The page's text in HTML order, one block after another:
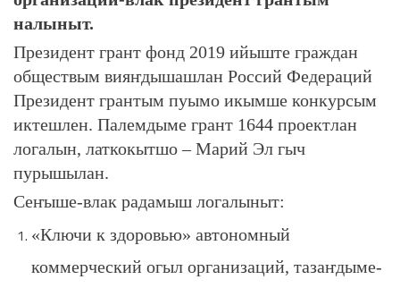
налыныт.
Президент грант фонд 2019 ийыште граждан
обществым вияҥдышашлан Россий Федераций
Президент грантым пуымо икымше конкурсым
иктешлен. Палемдыме грант 1644 проектлан
логалын, латкокытшо – Марий Эл гыч
пурышылан.
Сеҥыше-влак радамыш логалыныт:
«Ключи к здоровью» автономный
коммерческий огыл организаций, тазаҥдыме-